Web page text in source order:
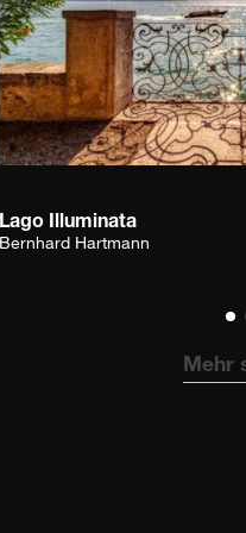
das Foto meiner
Lago Illuminata
Bernhard Hartmann
Mehr